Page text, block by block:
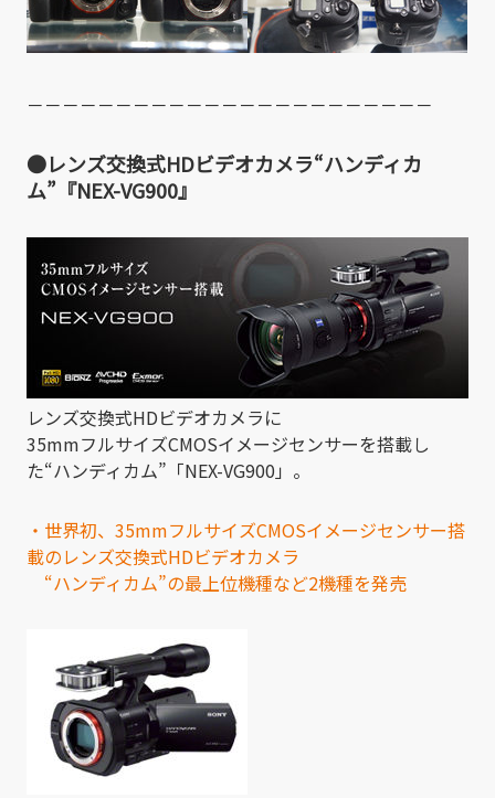
－－－－－－－－－－－－－－－－－－－－－－－
●レンズ交換式HDビデオカメラ“ハンディカ
ム”『NEX-VG900』
レンズ交換式HDビデオカメラに
35mmフルサイズCMOSイメージセンサーを搭載し
た“ハンディカム”「NEX-VG900」。
・世界初、35mmフルサイズCMOSイメージセンサー搭
載のレンズ交換式HDビデオカメラ
“ハンディカム”の最上位機種など2機種を発売